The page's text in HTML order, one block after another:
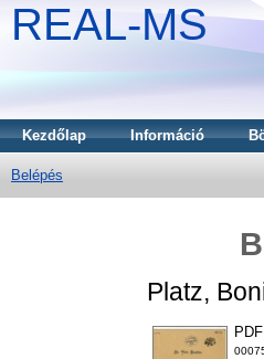
REAL-MS
Kezdőlap Információ
Belépés
Platz,
PDF